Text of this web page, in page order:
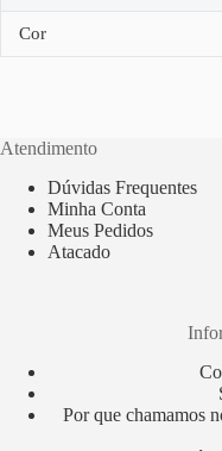
Cor
Atendimento
Dúvidas Frequentes
Minha Conta
Meus Pedidos
Atacado
Por que chamamos